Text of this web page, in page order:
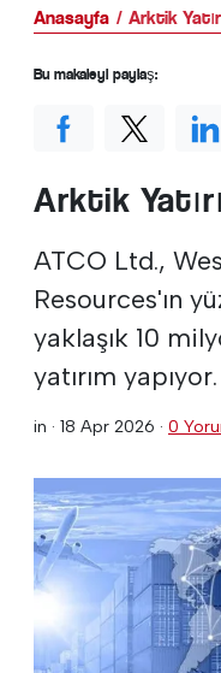
Anasayfa Arktik
Arktik
ATCO Ltd.,
Resources'ın
yaklaşık 10
yatırım yapıyor.
in · 18 Apr 2026 · 0
Bu makaleyi paylaş: